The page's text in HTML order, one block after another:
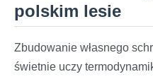
polskim lesie
Zbudowanie własnego
świetnie uczy